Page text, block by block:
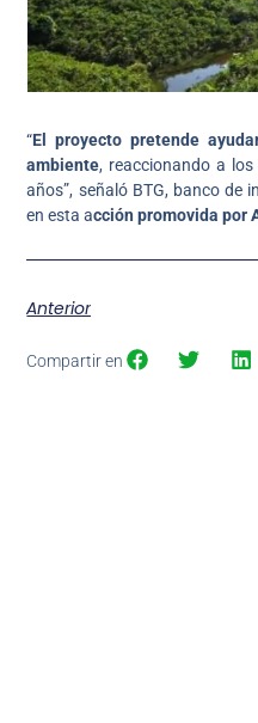
“El proyecto pretende
ambiente, reaccionando a
años”, señaló BTG, banco de
en esta acción promovida por
Anterior
Compartir en